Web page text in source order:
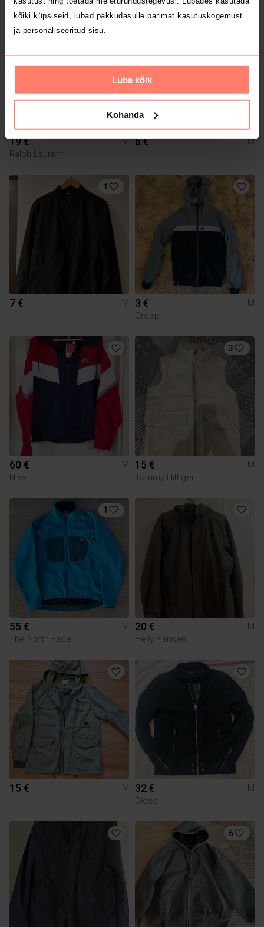
kõiki küpsiseid, lubad pakkudasulle parimat kasutuskogemust
ja personaliseeritud sisu.
Luba kõik
Kohanda
19 €
M
Ralph Lauren
6 € M
1
7 € M 3 €
M
Cropp
60 €
M
Nike
3
15 €
M
Tommy Hilfiger
1
55 €
M
The North Face
20 €
M
Helly Hansen
15 € M 32 €
M
Diesel
6